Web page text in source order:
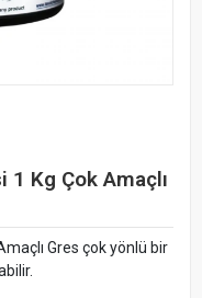
Kg Çok Amaçlı
Gres çok yönlü bir